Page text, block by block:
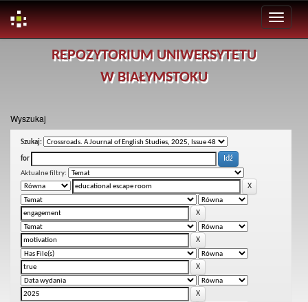
REPOZYTORIUM UNIWERSYTETU
W BIAŁYMSTOKU
Wyszukaj
Szukaj:
for
Aktualne filtry: